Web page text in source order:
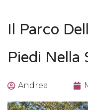
Il Parco
Piedi Nella
Andrea